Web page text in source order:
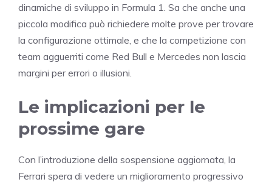
dinamiche di sviluppo in Formula 1. Sa che anche una
piccola modifica può richiedere molte prove per trovare
la configurazione ottimale, e che la competizione con
team agguerriti come Red Bull e Mercedes non lascia
margini per errori o illusioni.
Le implicazioni per le
prossime gare
Con l’introduzione della sospensione aggiornata, la
Ferrari spera di vedere un miglioramento progressivo